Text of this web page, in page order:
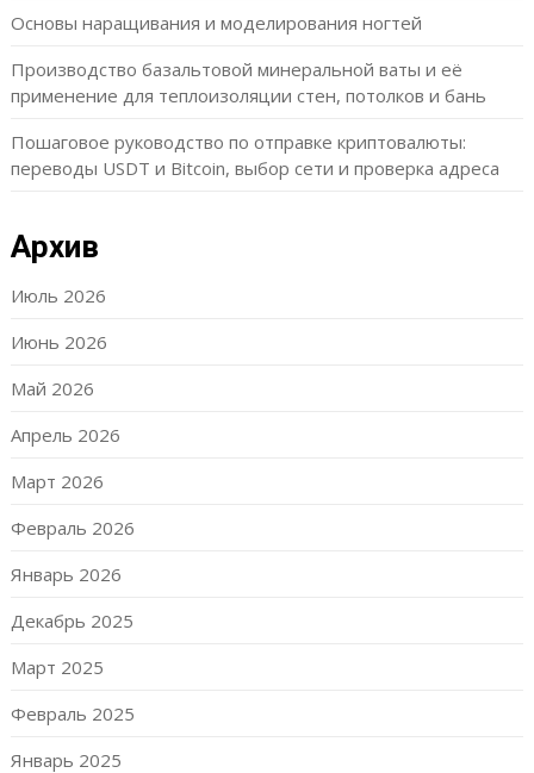
Основы наращивания и моделирования ногтей
Производство базальтовой минеральной ваты и её
применение для теплоизоляции стен, потолков и бань
Пошаговое руководство по отправке криптовалюты:
переводы USDT и Bitcoin, выбор сети и проверка адреса
Архив
Июль 2026
Июнь 2026
Май 2026
Апрель 2026
Март 2026
Февраль 2026
Январь 2026
Декабрь 2025
Март 2025
Февраль 2025
Январь 2025